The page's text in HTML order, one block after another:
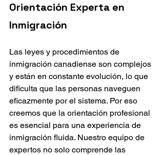
Orientación Experta en
Inmigración
Las leyes y procedimientos de
inmigración canadiense son complejos
y están en constante evolución, lo que
dificulta que las personas naveguen
eficazmente por el sistema. Por eso
creemos que la orientación profesional
es esencial para una experiencia de
inmigración fluida. Nuestro equipo de
expertos no solo comprende las